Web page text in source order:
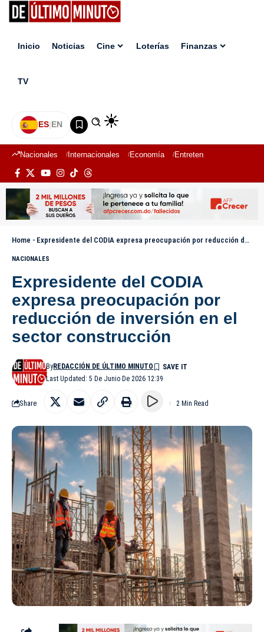
Inicio Noticias Cine Loterías Finanzas
TV
ES|EN
Nacionales Internacionales Economía Entretenimiento
Home - Expresidente del CODIA expresa preocupación por reducción de inversión en el sector construcción
NACIONALES
Expresidente del CODIA
expresa preocupación por
reducción de inversión en el
sector construcción
Last Updated: 5 De Junio De 2026 12:39
ByREDACCIÓN DE ÚLTIMO MINUTO
Share 2 Min Read